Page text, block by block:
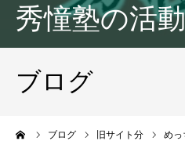
秀憧塾の活
ブログ
ブログ 旧サイト分 めっ